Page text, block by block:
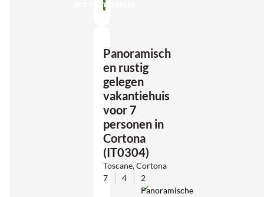
accommodatie
Panoramisch
en rustig
gelegen
vakantiehuis
voor 7
personen in
Cortona
(IT0304)
Toscane, Cortona
7
4
2
Panoramische